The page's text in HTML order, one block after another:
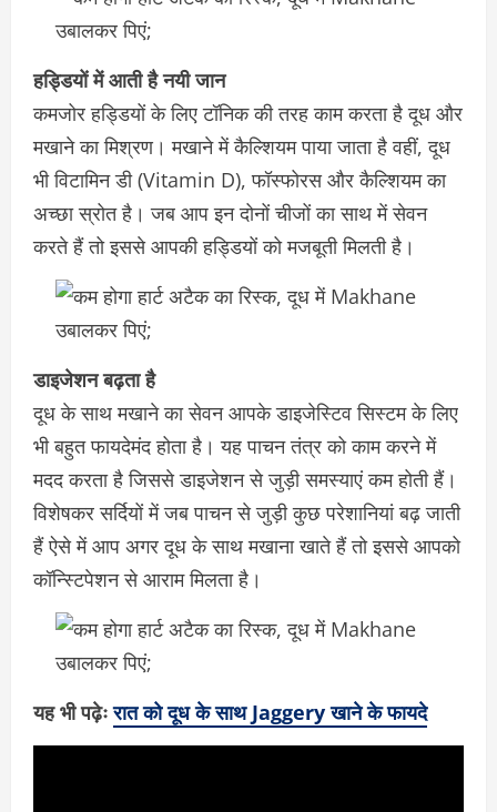
हड्डियों में आती है नयी जान
कमजोर हड्डियों के लिए टॉनिक की तरह काम करता है दूध और
मखाने का मिश्रण। मखाने में कैल्शियम पाया जाता है वहीं, दूध
भी विटामिन डी (Vitamin D), फॉस्फोरस और कैल्शियम का
अच्छा स्रोत है। जब आप इन दोनों चीजों का साथ में सेवन
करते हैं तो इससे आपकी हड्डियों को मजबूती मिलती है।
डाइजेशन बढ़ता है
दूध के साथ मखाने का सेवन आपके डाइजेस्टिव सिस्टम के लिए
भी बहुत फायदेमंद होता है। यह पाचन तंत्र को काम करने में
मदद करता है जिससे डाइजेशन से जुड़ी समस्याएं कम होती हैं।
विशेषकर सर्दियों में जब पाचन से जुड़ी कुछ परेशानियां बढ़ जाती
हैं ऐसे में आप अगर दूध के साथ मखाना खाते हैं तो इससे आपको
कॉन्स्टिपेशन से आराम मिलता है।
यह भी पढ़ेःरात को दूध के साथ Jaggery खाने के फायदे